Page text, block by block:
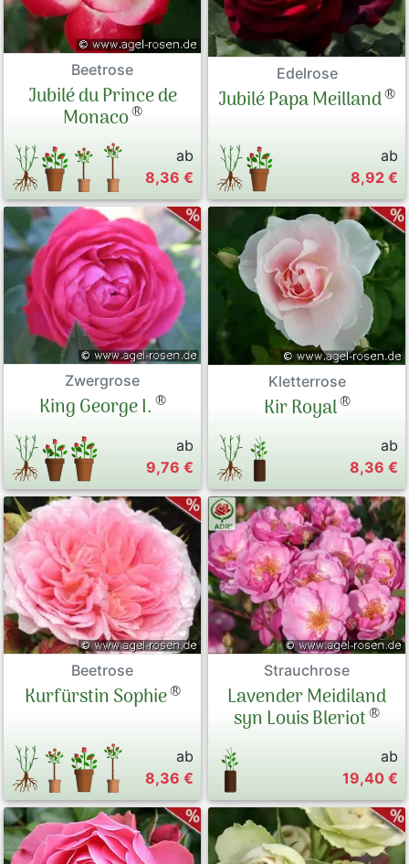
Beetrose
Jubilé du Prince de
Monaco®
ab
8,36 €
Edelrose
Jubilé Papa Meilland®
ab
8,92 €
Zwergrose
King George I. ®
ab
9,76 €
Kletterrose
Kir Royal®
ab
8,36 €
Beetrose
Kurfürstin Sophie®
ab
8,36 €
Strauchrose
Lavender Meidiland
syn Louis Bleriot®
ab
19,40 €